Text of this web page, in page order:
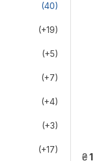
(40)
(+19)
(+5)
(+7)
(+4)
(+3)
(+17)
₴